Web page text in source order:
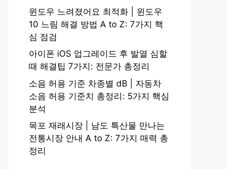
윈도우 느려졌어요 최적화 | 윈도우
10 느림 해결 방법 A to Z: 7가지 핵
심 점검
아이폰 iOS 업그레이드 후 발열 심할
때 해결팁 7가지: 전문가 총정리
소음 허용 기준 차종별 dB | 자동차
소음 허용 기준치 총정리: 5가지 핵심
분석
목포 재래시장 | 남도 특산물 만나는
전통시장 안내 A to Z: 7가지 매력 총
정리